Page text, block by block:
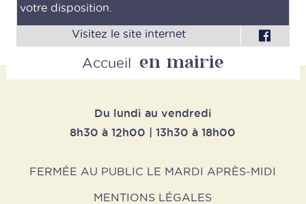
votre disposition.
Accueil en mairie
Du lundi au vendredi
8h30 à 12h00 | 13h30 à 18h00
FERMÉE AU PUBLIC LE MARDI APRÈS-MIDI
MENTIONS LÉGALES